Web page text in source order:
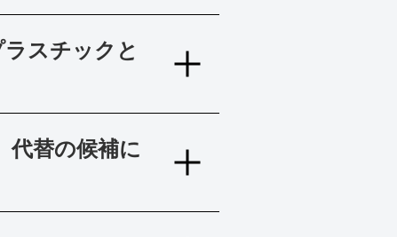
スチックと
代替の候補に